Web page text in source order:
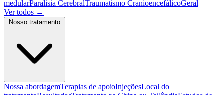
medularParalisia CerebralTraumatismo CranioencefálicoGeral
Ver todos →
Nossa abordagemTerapias de apoioInjeçõesLocal do